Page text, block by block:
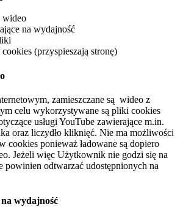
wideo
na wydajność
(przyspieszają stronę)
zamieszczane są wideo z
celu wykorzystywane są pliki cookies
usługi YouTube zawierające m.in.
oraz liczydło kliknięć. Nie ma możliwości
cookies ponieważ ładowane są dopiero
Jeżeli więc Użytkownik nie godzi się na
powinien odtwarzać udostępnionych na
wydajność